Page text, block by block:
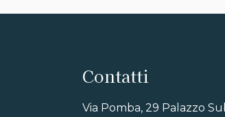
Contatti
Via Pomba, 29 Palazzo